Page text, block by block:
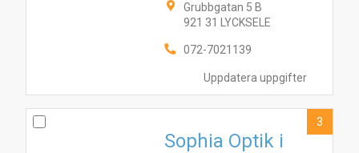
Uppdatera uppgifter
Grubbgatan 5 B
921 31 LYCKSELE
072-7021139
Sophia Optik i
3